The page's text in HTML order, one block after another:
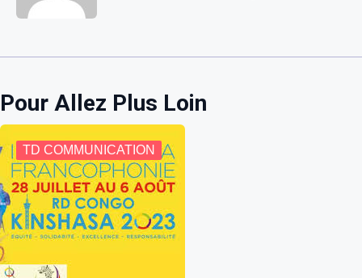
Pour Allez Plus Loin
TD COMMUNICATION